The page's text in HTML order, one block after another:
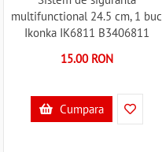
multifunctional 24.5 cm, 1 buc
Ikonka IK6811 B3406811
15.00 RON
Cumpara